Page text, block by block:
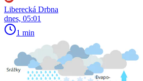
Liberecká Drbna
dnes, 05:01
1 min